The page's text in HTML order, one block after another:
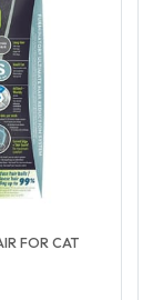
FOR CAT